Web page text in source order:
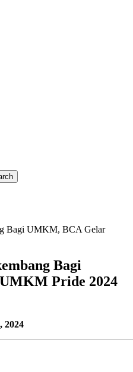
Bagi UMKM, BCA Gelar
Bagi
Pride 2024
2024